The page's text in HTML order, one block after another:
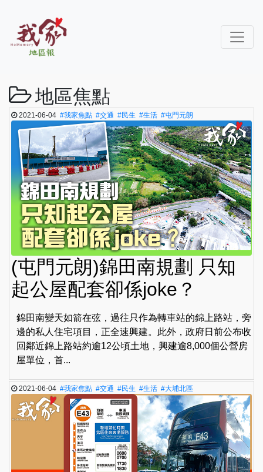
地區焦點
2021-06-04#我家焦點 #交通 #民生 #生活 #屯門元朗
(屯門元朗)錦田南規劃 只知
起公屋配套卻係joke？
錦田南變天如箭在弦，過往只作為轉車站的錦上路站，旁
邊的私人住宅項目，正全速興建。此外，政府日前公布收
回鄰近錦上路站約逾12公頃土地，興建逾8,000個公營房
屋單位，首...
2021-06-04#我家焦點 #交通 #民生 #生活 #大埔北區